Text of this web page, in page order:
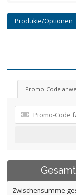
Produkte/Optionen
Promo-Code
Zwischensumme